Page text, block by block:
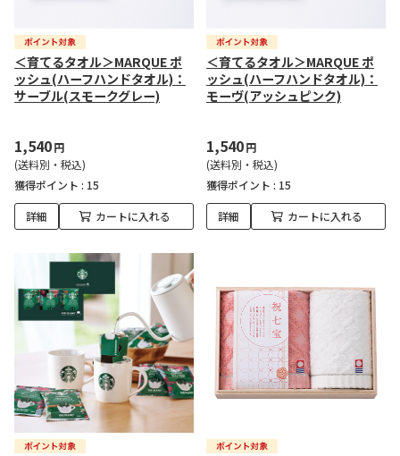
＜育てるタオル＞MARQUE ポ
ッシュ(ハーフハンドタオル)：
サーブル(スモークグレー)
1,540円
(送料別・税込)
獲得ポイント : 15
詳細 カートに入れる
＜育てるタオル＞MARQUE ポ
ッシュ(ハーフハンドタオル)：
モーヴ(アッシュピンク)
1,540円
(送料別・税込)
獲得ポイント : 15
詳細 カートに入れる